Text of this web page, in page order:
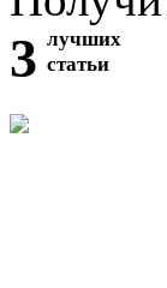
3 лучших
статьи